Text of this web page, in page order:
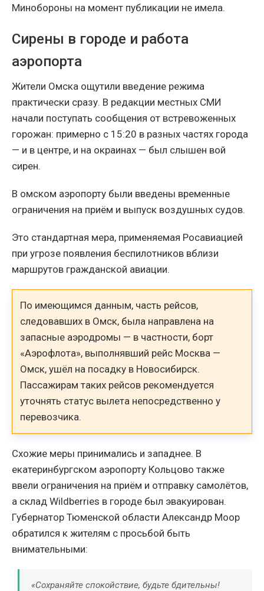
Минобороны на момент публикации не имела.
Сирены в городе и работа
аэропорта
Жители Омска ощутили введение режима
практически сразу. В редакции местных СМИ
начали поступать сообщения от встревоженных
горожан: примерно с 15:20 в разных частях города
— и в центре, и на окраинах — был слышен вой
сирен.
В омском аэропорту были введены временные
ограничения на приём и выпуск воздушных судов.
Это стандартная мера, применяемая Росавиацией
при угрозе появления беспилотников вблизи
маршрутов гражданской авиации.
По имеющимся данным, часть рейсов,
следовавших в Омск, была направлена на
запасные аэродромы — в частности, борт
«Аэрофлота», выполнявший рейс Москва —
Омск, ушёл на посадку в Новосибирск.
Пассажирам таких рейсов рекомендуется
уточнять статус вылета непосредственно у
перевозчика.
Схожие меры принимались и западнее. В
екатеринбургском аэропорту Кольцово также
ввели ограничения на приём и отправку самолётов,
а склад Wildberries в городе был эвакуирован.
Губернатор Тюменской области Александр Моор
обратился к жителям с просьбой быть
внимательными:
«Сохраняйте спокойствие, будьте бдительны!